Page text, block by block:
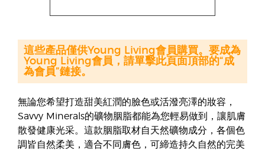
無論您希望打造甜美紅潤的臉色或活潑亮澤的妝容，
Savvy Minerals的礦物胭脂都能為您輕易做到，讓肌膚
散發健康光采。這款胭脂取材自天然礦物成分，各個色
調皆自然柔美，適合不同膚色，可締造持久自然的完美
這些產品僅供Young Living會員購買。要成為
Young Living會員，請單擊此頁面頂部的“成
為會員”鏈接。